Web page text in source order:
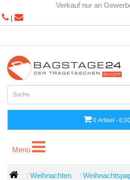
Verkauf nur an
|
0 Artikel -
Menü
Menü
Weihnachten